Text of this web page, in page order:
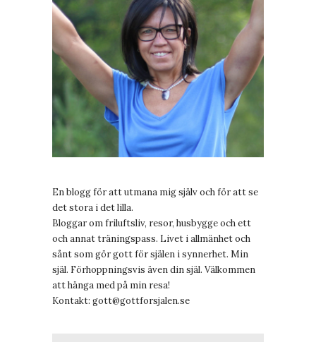
En blogg för att utmana mig själv och för att se
det stora i det lilla.
Bloggar om friluftsliv, resor, husbygge och ett
och annat träningspass. Livet i allmänhet och
sånt som gör gott för själen i synnerhet. Min
själ. Förhoppningsvis även din själ. Välkommen
att hänga med på min resa!
Kontakt: gott@gottforsjalen.se